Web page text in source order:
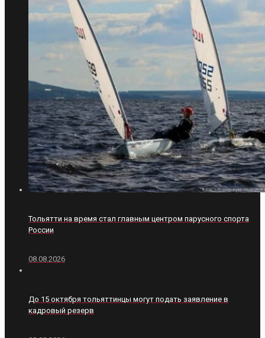
Тольятти на время стал главным центром парусного спорта
России
08.08.2026
До 15 октября тольяттинцы могут подать заявление в
кадровый резерв